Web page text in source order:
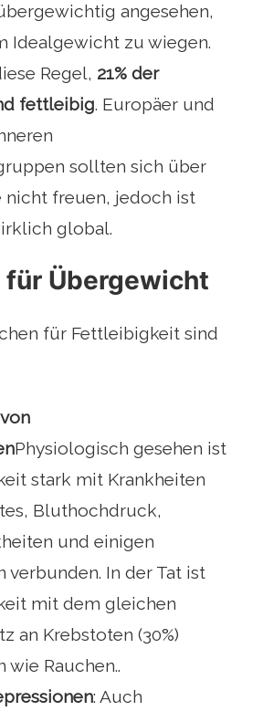
angesehen,
Idealgewicht zu wiegen.
Regel, 21% der
fettleibig. Europäer und
sollten sich über
nicht freuen, jedoch ist
global.
für Übergewicht
für Fettleibigkeit sind
Physiologisch gesehen ist
stark mit Krankheiten
Bluthochdruck,
und einigen
verbunden. In der Tat ist
mit dem gleichen
an Krebstoten (30%)
wie Rauchen..
: Auch